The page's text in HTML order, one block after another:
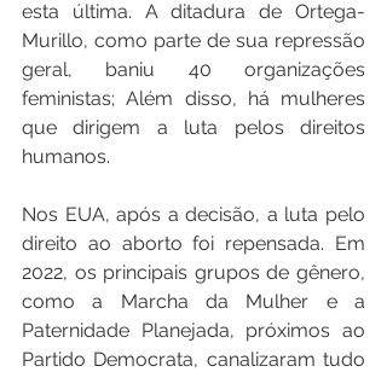
esta última. A ditadura de Ortega-
Murillo, como parte de sua repressão
geral, baniu 40 organizações
feministas; Além disso, há mulheres
que dirigem a luta pelos direitos
humanos.
Nos EUA, após a decisão, a luta pelo
direito ao aborto foi repensada. Em
2022, os principais grupos de gênero,
como a Marcha da Mulher e a
Paternidade Planejada, próximos ao
Partido Democrata, canalizaram tudo